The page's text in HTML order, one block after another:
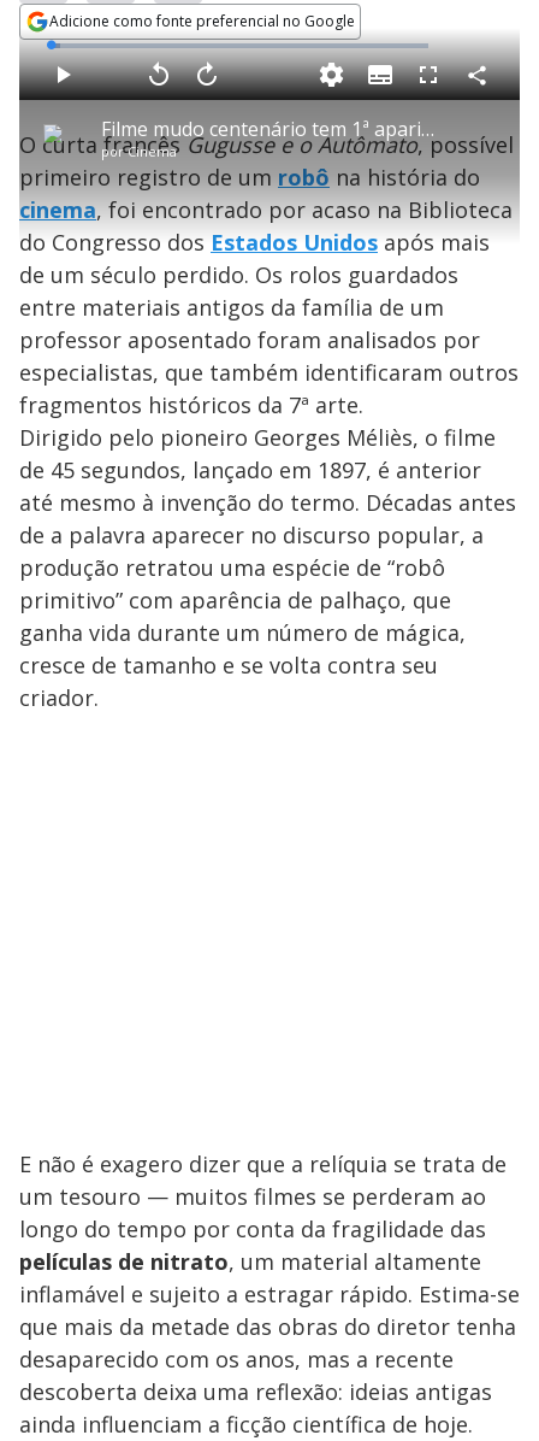
Adicione como fonte preferencial no Google
Opens in new window
P
l
a
y
V
i
d
e
Filme mudo centenário tem 1ª aparição de robô no cinema
porCinema
P V
t
a
r
0
e
g
n
d
A
n
ç
a
s
e
u
n
o
s
M
u
d
o
L
o
a
d
e
:
2
.
6
1
%
S
u
b
i
t
l
s
F
l
s
c
r
e
n
C
o
a
r
i
l
a
O curta francêsGugusse e o Autômato, possível
primeiro registro de um robô na história do
cinema, foi encontrado por acaso na Biblioteca
do Congresso dos Estados Unidos após mais
de um século perdido. Os rolos guardados
entre materiais antigos da família de um
professor aposentado foram analisados por
especialistas, que também identificaram outros
fragmentos históricos da 7ª arte.
Dirigido pelo pioneiro Georges Méliès, o filme
de 45 segundos, lançado em 1897, é anterior
até mesmo à invenção do termo. Décadas antes
de a palavra aparecer no discurso popular, a
produção retratou uma espécie de “robô
primitivo” com aparência de palhaço, que
ganha vida durante um número de mágica,
cresce de tamanho e se volta contra seu
criador.
E não é exagero dizer que a relíquia se trata de
um tesouro — muitos filmes se perderam ao
longo do tempo por conta da fragilidade das
películas de nitrato, um material altamente
inflamável e sujeito a estragar rápido. Estima-se
que mais da metade das obras do diretor tenha
desaparecido com os anos, mas a recente
descoberta deixa uma reflexão: ideias antigas
ainda influenciam a ficção científica de hoje.